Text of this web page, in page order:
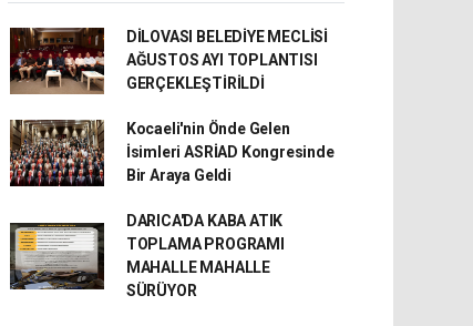
DİLOVASI BELEDİYE MECLİSİ
AĞUSTOS AYI TOPLANTISI
GERÇEKLEŞTİRİLDİ
Kocaeli'nin Önde Gelen
İsimleri ASRİAD Kongresinde
Bir Araya Geldi
DARICA'DA KABA ATIK
TOPLAMA PROGRAMI
MAHALLE MAHALLE
SÜRÜYOR